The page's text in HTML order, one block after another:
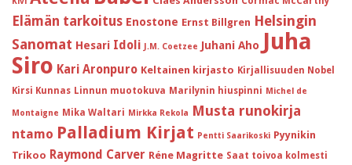
Elämän tarkoitus Enostone Ernst Billgren Helsingin
Sanomat Hesari Idoli J.M. Coetzee Juhani Aho Juha
Siro Kari Aronpuro Keltainen kirjasto Kirjallisuuden Nobel
Kirsi Kunnas Linnun muotokuva Marilynin hiuspinni Michel de
Montaigne Mika Waltari Mirkka Rekola Musta runokirja
ntamo Palladium Kirjat Pentti Saarikoski Pyynikin
Trikoo Raymond Carver Réne Magritte Saat toivoa kolmesti